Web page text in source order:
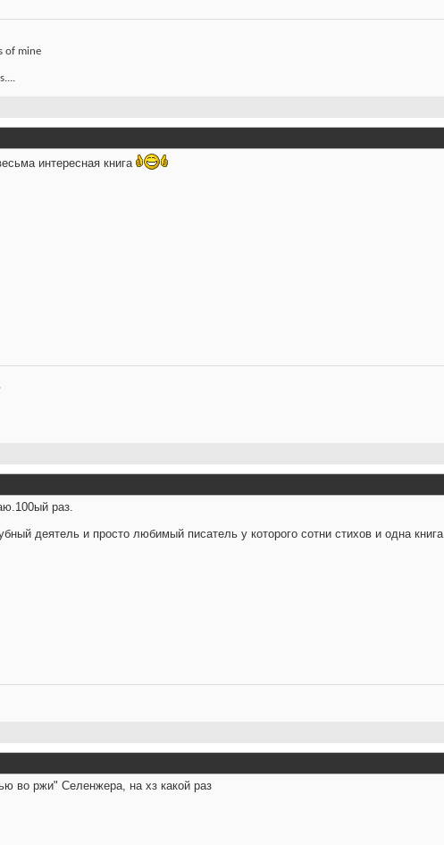
of mine
интересная книга
раз.
деятель и просто любимый писатель у которого сотни стихов и одна книга.
во ржи" Селенжера, на хз какой раз